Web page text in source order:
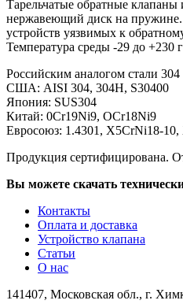
Тарельчатые обратные клапаны
нержавеющий диск на пружине.
устройств уязвимых к
Температура среды -29 до +230
Российским аналогом стали
США: AISI 304, 304H, S30400
Япония: SUS304
Китай: 0Cr19Ni9, OCr18Ni9
Евросоюз: 1.4301, X5CrNi18-
Продукция сертифицирована.
Вы можете скачать
Контакты
Оплата и доставка
Устройство клапана
Статьи
О нас
141407, Московская обл., г.